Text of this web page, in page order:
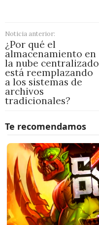
Noticia anterior:
¿Por qué el
almacenamiento en
la nube centralizado
está reemplazando
a los sistemas de
archivos
tradicionales?